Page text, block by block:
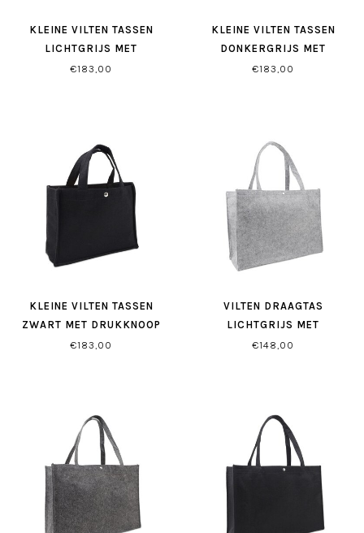
KLEINE VILTEN TASSEN
LICHTGRIJS MET
DRUKKNOOP
€183,00
KLEINE VILTEN TASSEN
DONKERGRIJS MET
DRUKKNOOP
€183,00
KLEINE VILTEN TASSEN
ZWART MET DRUKKNOOP
€183,00
VILTEN DRAAGTAS
LICHTGRIJS MET
DRUKKNOOP
€148,00